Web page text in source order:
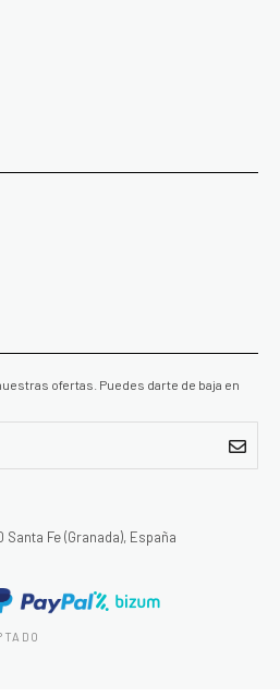
ofertas. Puedes darte de baja en
Santa Fe (Granada), España